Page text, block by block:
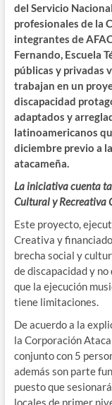
del Servicio
profesionales de la
integrantes de
Fernando, Escuela
públicas y privadas
trabajan en un
discapacidad
adaptados y
latinoamericanos
diciembre previo a
atacameña.
La iniciativa cuenta
Cultural y Recreativa
Este proyecto,
Creativa y
brecha social y
de discapacidad y
que la ejecución
tiene limitaciones.
De acuerdo a la
la Corporación
conjunto con 5
además son parte
puesto que
locales de primer